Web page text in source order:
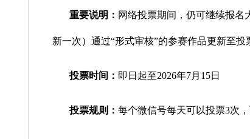
重要说明： 网络投票期间，仍可继续报名
新一次）通过“形式审核”的参赛作品更新至
投票时间： 即日起至2026年7月15日
投票规则： 每个微信号每天可以投票3次